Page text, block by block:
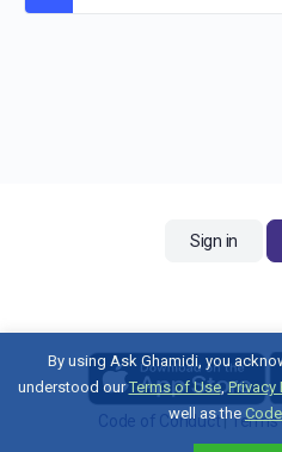
Sign in
Code of Conduct|Terms
By using Ask Ghamidi, you
understood ourTerms of Use,Privacy
well as the